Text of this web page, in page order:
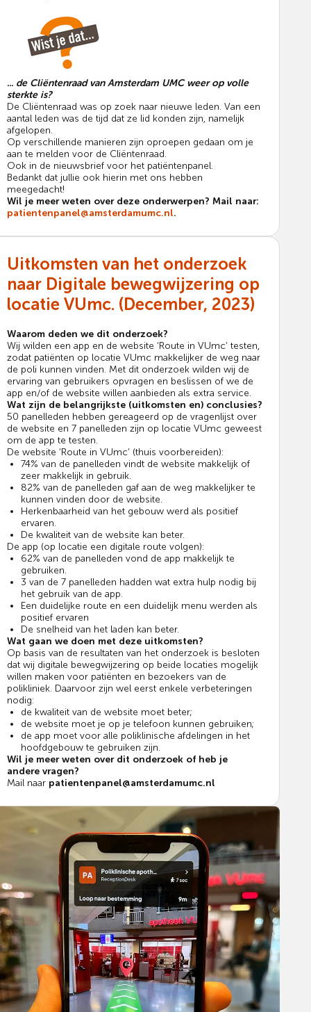
... de Cliëntenraad van Amsterdam UMC weer op volle
sterkte is?
De Cliëntenraad was op zoek naar nieuwe leden. Van een
aantal leden was de tijd dat ze lid konden zijn, namelijk
afgelopen.
Op verschillende manieren zijn oproepen gedaan om je
aan te melden voor de Cliëntenraad.
Ook in de nieuwsbrief voor het patiëntenpanel.
Bedankt dat jullie ook hierin met ons hebben
meegedacht!
Wil je meer weten over deze onderwerpen? Mail naar:
patientenpanel@amsterdamumc.nl.
Uitkomsten van het onderzoek
naar Digitale bewegwijzering op
locatie VUmc. (December, 2023)
Waarom deden we dit onderzoek?
Wij wilden een app en de website ‘Route in VUmc’ testen,
zodat patiënten op locatie VUmc makkelijker de weg naar
de poli kunnen vinden. Met dit onderzoek wilden wij de
ervaring van gebruikers opvragen en beslissen of we de
app en/of de website willen aanbieden als extra service.
Wat zijn de belangrijkste (uitkomsten en) conclusies?
50 panelleden hebben gereageerd op de vragenlijst over
de website en 7 panelleden zijn op locatie VUmc geweest
om de app te testen.
De website ‘Route in VUmc’ (thuis voorbereiden):
74% van de panelleden vindt de website makkelijk of
zeer makkelijk in gebruik.
82% van de panelleden gaf aan de weg makkelijker te
kunnen vinden door de website.
Herkenbaarheid van het gebouw werd als positief
ervaren.
De kwaliteit van de website kan beter.
De app (op locatie een digitale route volgen):
62% van de panelleden vond de app makkelijk te
gebruiken.
3 van de 7 panelleden hadden wat extra hulp nodig bij
het gebruik van de app.
Een duidelijke route en een duidelijk menu werden als
positief ervaren
De snelheid van het laden kan beter.
Wat gaan we doen met deze uitkomsten?
Op basis van de resultaten van het onderzoek is besloten
dat wij digitale bewegwijzering op beide locaties mogelijk
willen maken voor patiënten en bezoekers van de
polikliniek. Daarvoor zijn wel eerst enkele verbeteringen
nodig:
de kwaliteit van de website moet beter;
de website moet je op je telefoon kunnen gebruiken;
de app moet voor alle poliklinische afdelingen in het
hoofdgebouw te gebruiken zijn.
Wil je meer weten over dit onderzoek of heb je
andere vragen?
Mail naar patientenpanel@amsterdamumc.nl